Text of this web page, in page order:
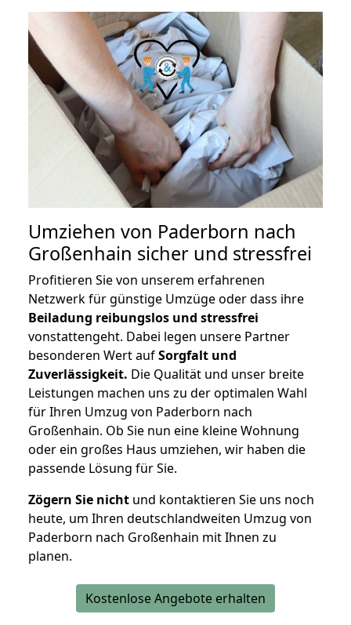
Umziehen von Paderborn nach
Großenhain sicher und stressfrei
Profitieren Sie von unserem erfahrenen
Netzwerk für günstige Umzüge oder dass ihre
Beiladung reibungslos und stressfrei
vonstattengeht. Dabei legen unsere Partner
besonderen Wert aufSorgfalt und
Zuverlässigkeit. Die Qualität und unser breite
Leistungen machen uns zu der optimalen Wahl
für Ihren Umzug von Paderborn nach
Großenhain. Ob Sie nun eine kleine Wohnung
oder ein großes Haus umziehen, wir haben die
passende Lösung für Sie.
Zögern Sie nicht und kontaktieren Sie uns noch
heute, um Ihren deutschlandweiten Umzug von
Paderborn nach Großenhain mit Ihnen zu
planen.
Kostenlose Angebote erhalten